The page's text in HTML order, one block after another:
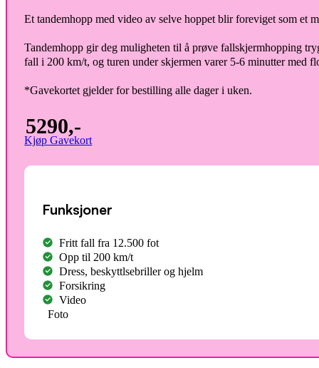
Et tandemhopp med video av selve hoppet blir foreviget som et
Tandemhopp gir deg muligheten til å prøve fallskjermhopping
fall i 200 km/t, og turen under skjermen varer 5-6 minutter med
*Gavekortet gjelder for bestilling alle dager i uken.
5290,-
Kjøp Gavekort
Funksjoner
Fritt fall fra 12.500 fot
Opp til 200 km/t
Dress, beskyttlsebriller og hjelm
Forsikring
Video
Foto